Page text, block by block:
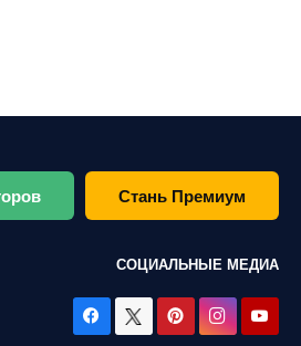
Стань Премиум
СОЦИАЛЬНЫЕ МЕДИА